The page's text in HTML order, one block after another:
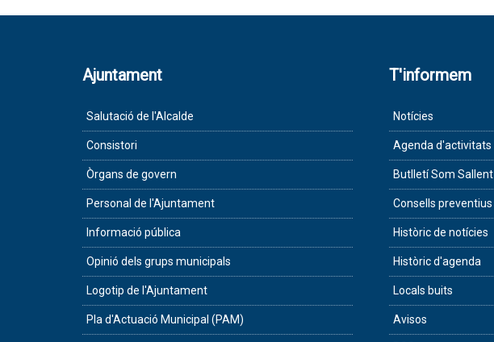
Ajuntament
Salutació de l'Alcalde
Consistori
Òrgans de govern
Personal de l'Ajuntament
Informació pública
Opinió dels grups municipals
Logotip de l'Ajuntament
Pla d'Actuació Municipal (PAM)
T'informem
Notícies
Agenda d'activitats
Butlletí Som Sallent
Consells preventius
Històric de notícies
Històric d'agenda
Locals buits
Avisos